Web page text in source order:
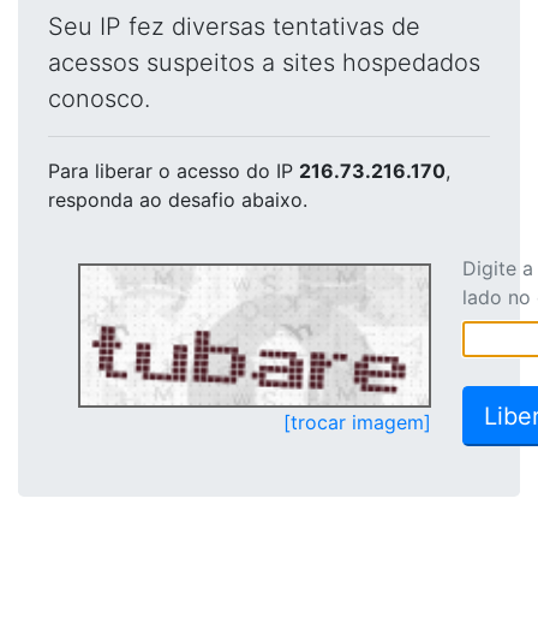
Seu IP fez diversas tentativas de
acessos suspeitos a sites hospedados
conosco.
Para liberar o acesso do IP 216.73.216.170,
responda ao desafio abaixo.
[trocar imagem]
Digite
lado no